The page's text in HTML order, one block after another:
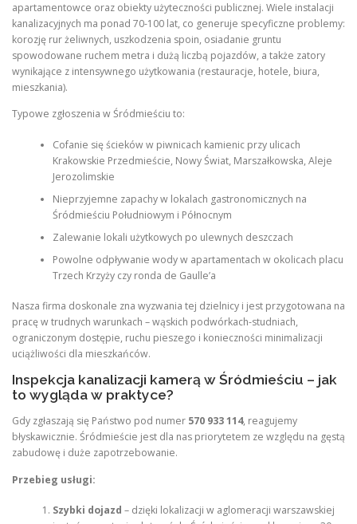
apartamentowce oraz obiekty użyteczności publicznej. Wiele instalacji
kanalizacyjnych ma ponad 70-100 lat, co generuje specyficzne problemy:
korozję rur żeliwnych, uszkodzenia spoin, osiadanie gruntu
spowodowane ruchem metra i dużą liczbą pojazdów, a także zatory
wynikające z intensywnego użytkowania (restauracje, hotele, biura,
mieszkania).
Typowe zgłoszenia w Śródmieściu to:
Cofanie się ścieków w piwnicach kamienic przy ulicach
Krakowskie Przedmieście, Nowy Świat, Marszałkowska, Aleje
Jerozolimskie
Nieprzyjemne zapachy w lokalach gastronomicznych na
Śródmieściu Południowym i Północnym
Zalewanie lokali użytkowych po ulewnych deszczach
Powolne odpływanie wody w apartamentach w okolicach placu
Trzech Krzyży czy ronda de Gaulle’a
Nasza firma doskonale zna wyzwania tej dzielnicy i jest przygotowana na
pracę w trudnych warunkach – wąskich podwórkach-studniach,
ograniczonym dostępie, ruchu pieszego i konieczności minimalizacji
uciążliwości dla mieszkańców.
Inspekcja kanalizacji kamerą w Śródmieściu – jak
to wygląda w praktyce?
Gdy zgłaszają się Państwo pod numer 570 933 114, reagujemy
błyskawicznie. Śródmieście jest dla nas priorytetem ze względu na gęstą
zabudowę i duże zapotrzebowanie.
Przebieg usługi:
Szybki dojazd – dzięki lokalizacji w aglomeracji warszawskiej